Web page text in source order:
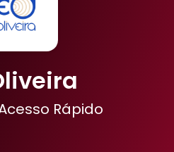
Rápido